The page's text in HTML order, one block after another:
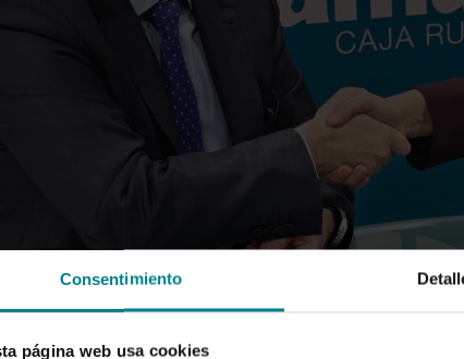
Consentimiento
página web usa cookies